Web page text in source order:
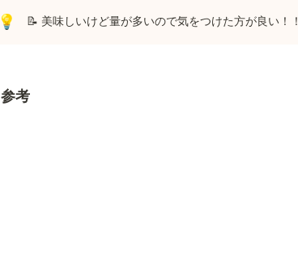
💡 📝 美味しいけど量が多いので気をつけた方が良い！！
参考